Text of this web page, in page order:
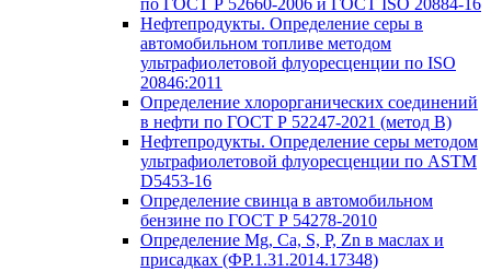
по ГОСТ Р 52660-2006 и ГОСТ ISO 20884-16
Нефтепродукты. Определение серы в
автомобильном топливе методом
ультрафиолетовой флуоресценции по ISO
20846:2011
Определение хлорорганических соединений
в нефти по ГОСТ Р 52247-2021 (метод В)
Нефтепродукты. Определение серы методом
ультрафиолетовой флуоресценции по ASTM
D5453-16
Определение свинца в автомобильном
бензине по ГОСТ Р 54278-2010
Определение Mg, Ca, S, P, Zn в маслах и
присадках (ФР.1.31.2014.17348)